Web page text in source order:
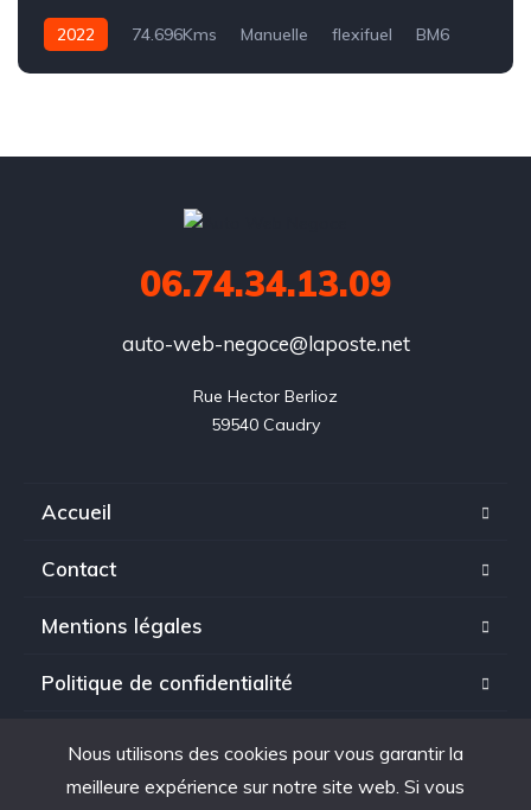
2022 74.696Kms Manuelle flexifuel BM6
06.74.34.13.09
auto-web-negoce@laposte.net
Rue Hector Berlioz
59540 Caudry
Accueil
Contact
Mentions légales
Politique de confidentialité
Copyright © 2025. tous droits réservés à Auto Web Negoce.
Nous utilisons des cookies pour vous garantir la
meilleure expérience sur notre site web. Si vous